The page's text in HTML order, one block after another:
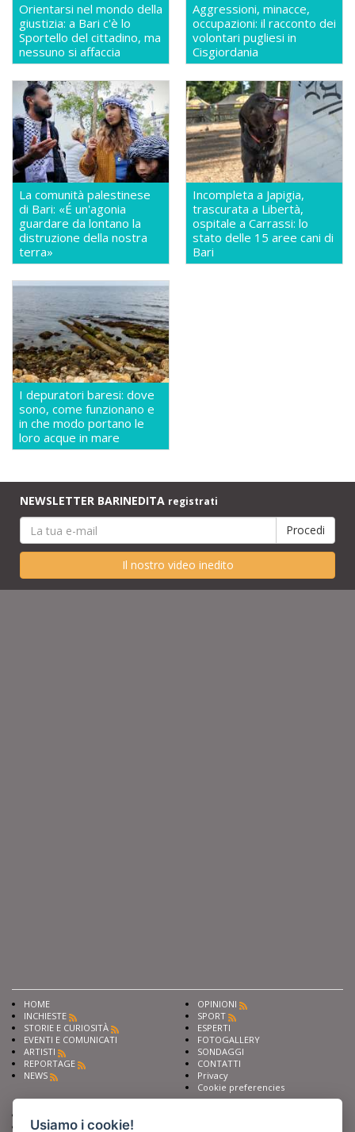
Orientarsi nel mondo della
giustizia: a Bari c'è lo
Sportello del cittadino, ma
nessuno si affaccia
Aggressioni, minacce,
occupazioni: il racconto dei
volontari pugliesi in
Cisgiordania
La comunità palestinese
di Bari: «É un'agonia
guardare da lontano la
distruzione della nostra
terra»
Incompleta a Japigia,
trascurata a Libertà,
ospitale a Carrassi: lo
stato delle 15 aree cani di
Bari
I depuratori baresi: dove
sono, come funzionano e
in che modo portano le
loro acque in mare
NEWSLETTER BARINEDITA registrati
Il nostro video inedito
HOME
INCHIESTE
STORIE E CURIOSITÀ
EVENTI E COMUNICATI
ARTISTI
REPORTAGE
NEWS
OPINIONI
SPORT
ESPERTI
FOTOGALLERY
SONDAGGI
CONTATTI
Privacy
Cookie preferencies
Scrivi alla redazione
Usiamo i cookie!